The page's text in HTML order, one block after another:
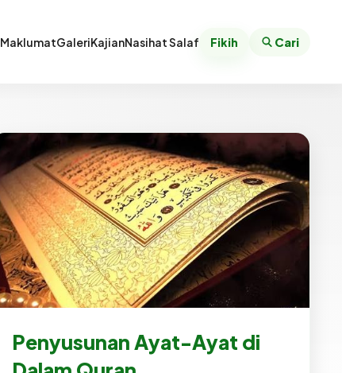
MaklumatGaleriKajianNasihat Salaf Fikih Cari
Penyusunan Ayat-Ayat di